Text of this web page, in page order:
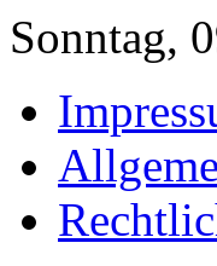
Sonntag,